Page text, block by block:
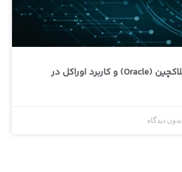
معرفی اوراکل بلاکچین (Oracle) و کاربرد اوراکل در
بدون دیدگاه